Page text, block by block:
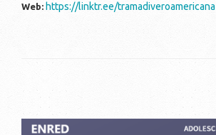
Web: https://linktr.ee/tramadiveroamericana